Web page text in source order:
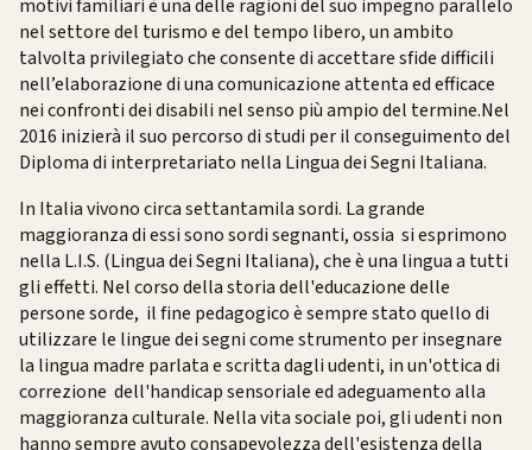
motivi familiari è una delle ragioni del suo impegno parallelo
nel settore del turismo e del tempo libero, un ambito
talvolta privilegiato che consente di accettare sfide difficili
nell’elaborazione di una comunicazione attenta ed efficace
nei confronti dei disabili nel senso più ampio del termine.Nel
2016 inizierà il suo percorso di studi per il conseguimento del
Diploma di interpretariato nella Lingua dei Segni Italiana.
In Italia vivono circa settantamila sordi. La grande
maggioranza di essi sono sordi segnanti, ossia si esprimono
nella L.I.S. (Lingua dei Segni Italiana), che è una lingua a tutti
gli effetti. Nel corso della storia dell'educazione delle
persone sorde, il fine pedagogico è sempre stato quello di
utilizzare le lingue dei segni come strumento per insegnare
la lingua madre parlata e scritta dagli udenti, in un'ottica di
correzione dell'handicap sensoriale ed adeguamento alla
maggioranza culturale. Nella vita sociale poi, gli udenti non
hanno sempre avuto consapevolezza dell'esistenza della